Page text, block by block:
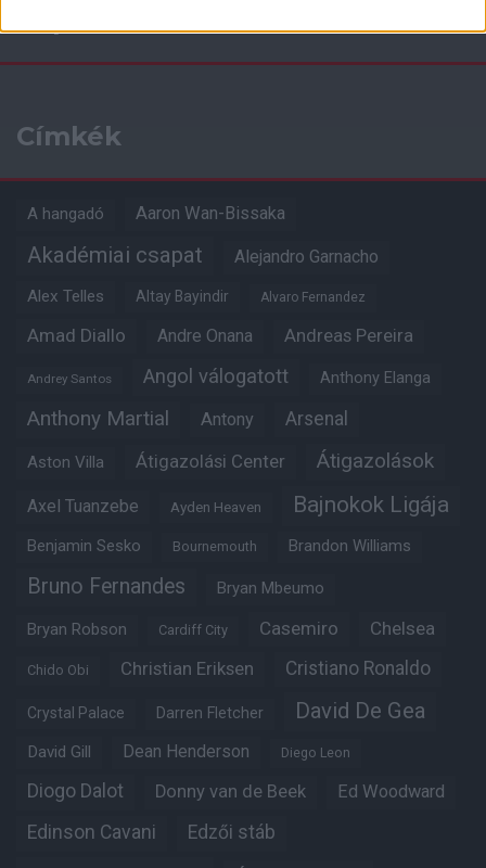
Címkék
A hangadó Aaron Wan-Bissaka
Akadémiai csapat Alejandro Garnacho
Alex Telles Altay Bayindir Alvaro Fernandez
Amad Diallo Andre Onana Andreas Pereira
Andrey Santos Angol válogatott Anthony Elanga
Anthony Martial Antony Arsenal
Aston Villa Átigazolási Center Átigazolások
Axel Tuanzebe Ayden Heaven Bajnokok Ligája
Benjamin Sesko Bournemouth Brandon Williams
Bruno Fernandes Bryan Mbeumo
Bryan Robson Cardiff City Casemiro Chelsea
Chido Obi Christian Eriksen Cristiano Ronaldo
Crystal Palace Darren Fletcher David De Gea
David Gill Dean Henderson Diego Leon
Diogo Dalot Donny van de Beek Ed Woodward
Edinson Cavani Edzői stáb